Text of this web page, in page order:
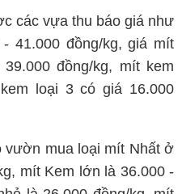
các vựa thu báo giá như
41.000 đồng/kg, giá mít
đồng/kg, mít kem
loại 3 có giá 16.000
vườn mua loại mít Nhất ở
mít Kem lớn là 36.000 -